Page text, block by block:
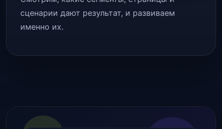
сценарии дают результат, и развиваем
именно их.